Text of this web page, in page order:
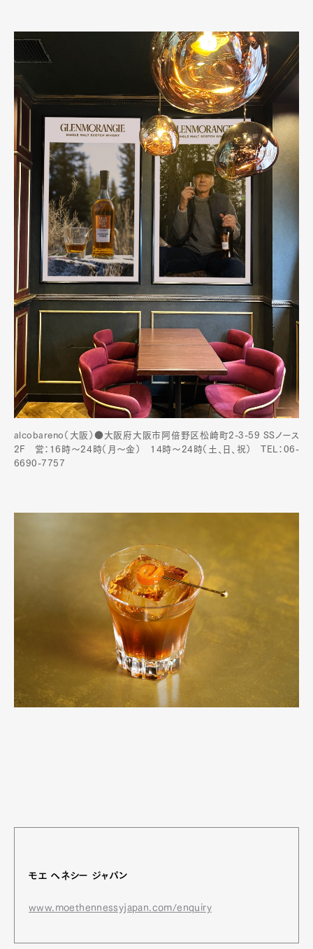
alcobareno（大阪）●大阪府大阪市阿倍野区松崎町2-3-59 SSノース
2F 営：16時～24時（月〜金） 14時〜24時（土、日、祝） TEL：06-
6690-7757
モエ ヘネシー ジャパン
www.moethennessyjapan.com/enquiry